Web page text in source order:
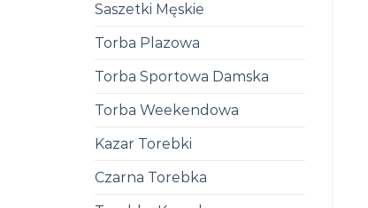
Saszetki Męskie
Torba Plazowa
Torba Sportowa Damska
Torba Weekendowa
Kazar Torebki
Czarna Torebka